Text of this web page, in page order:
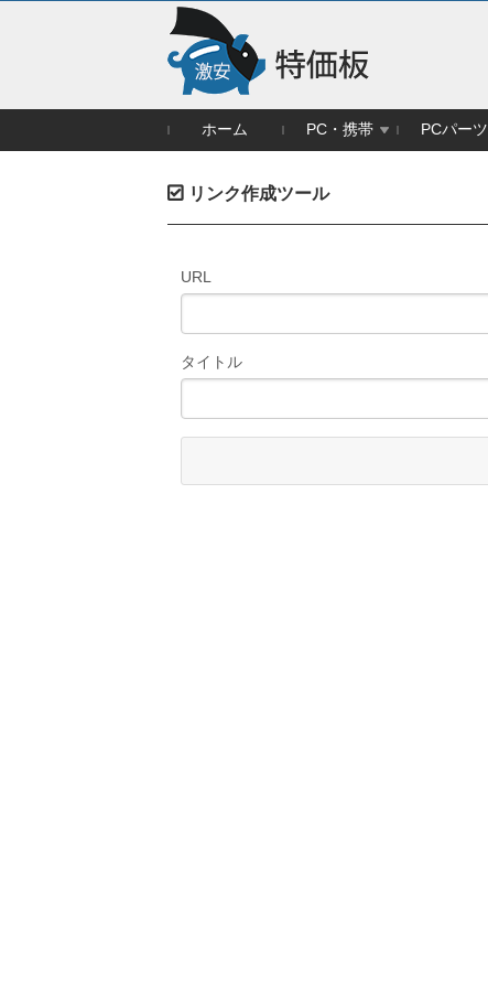
ホーム PC・携帯 PCパーツ
リンク作成ツール
URL
タイトル